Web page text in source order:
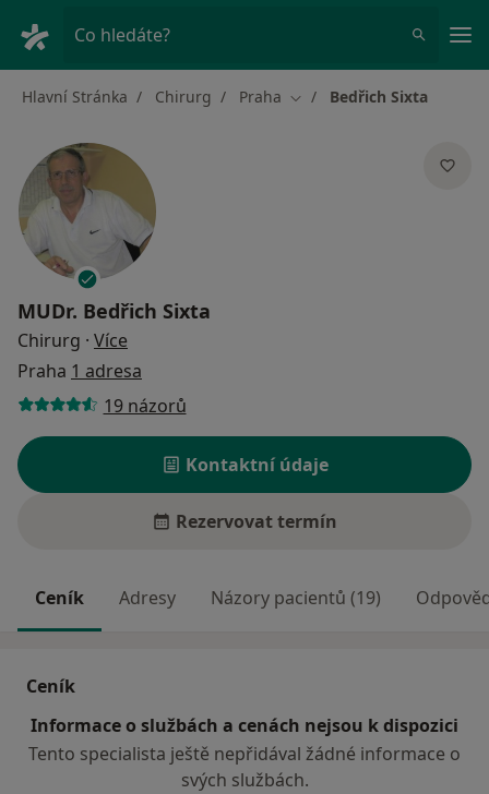
Co hledáte?
Hlavní Stránka Chirurg Praha Změna města
Bedřich Sixta
MUDr. Bedřich Sixta
Chirurg · Více
Praha 1 adresa
19 názorů
Kontaktní údaje
Rezervovat termín
Ceník Adresy Názory pacientů (19)
Ceník
Informace o službách a cenách nejsou k dispozici
Tento specialista ještě nepřidával žádné informace o
svých službách.